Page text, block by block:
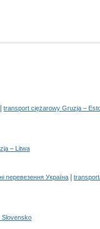
transport ciężarowy Gruzja –
– Litwa
перевезення Україна
Slovensko